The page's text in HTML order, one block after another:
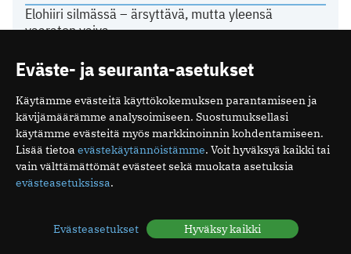
Elohiiri silmässä – ärsyttävä, mutta yleensä
vaaraton vaiva
TERVEYDENHUOLTO
Yli 80 prosenttia sähköpotkulautailun aiheuttamista
aivovammoista sattui humalassa
03.07.2026 10:39
04.05.2026 08:52
Eväste- ja seuranta-asetukset
Käytämme evästeitä käyttökokemuksen parantamiseen ja
kävijämäärämme analysoimiseen. Suostumuksellasi
käytämme evästeitä myös markkinoinnin kohdentamiseen.
Lisää tietoa evästekäytännöistämme. Voit hyväksyä kaikki tai
vain välttämättömät evästeet sekä muokata asetuksia
evästeasetuksissa.
Evästeasetukset Hyväksy kaikki